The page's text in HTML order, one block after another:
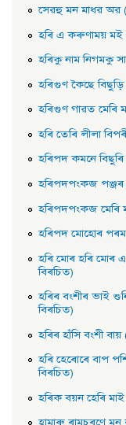
সেৱহু মন মাধৱ অৱ
হৰি এ কৰুণাময় মই
হৰিকু নাম নিগমকু
হৰিগুণ কৈছে বিছুড়ি
হৰিগুণ গাৱত মেৰি
হৰি তেৰি লীলা
হৰিপদ কমনে বিছুৰি
হৰিপদপংকজ পঞ্জৰ
হৰিপদপংকজ মেৰি
হৰিপদ মােহােৰ
হৰি মােৰ হৰি মােৰ
বিৰচিত)
হৰিৰ বংশীৰ ভাই
বিৰচিত)
হৰিৰ হাঁসি বংশী
হৰি হেৰােৰে বাপ
বিৰচিত)
হৰিক বয়ন হেৰি মাই